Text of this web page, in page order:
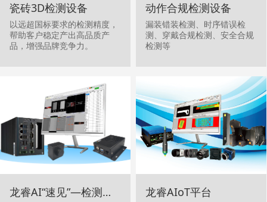
瓷砖3D检测设备
以远超国标要求的检测精度，
帮助客户稳定产出高品质产
品，增强品牌竞争力。
动作合规检测设备
漏装错装检测、时序错误检
测、穿戴合规检测、安全合规
检测等
龙睿AI“速见”—检测与分类 龙睿AIoT平台